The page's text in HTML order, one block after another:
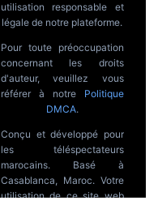
utilisation responsable et
légale de notre plateforme.
Pour toute préoccupation
concernant les droits
d'auteur, veuillez vous
référer à notre Politique
DMCA.
Conçu et développé pour
les téléspectateurs
marocains. Basé à
Casablanca, Maroc. Votre
utilisation de ce site web